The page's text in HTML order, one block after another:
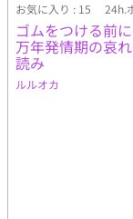
お気に入り : 15 24h.
ゴムをつける前
万年発情期の哀
読み
ルルオカ